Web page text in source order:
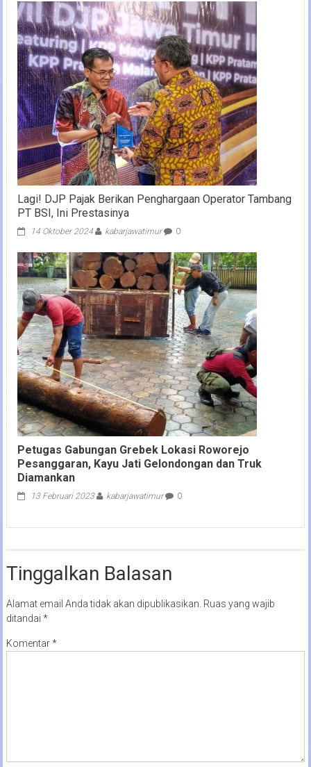
Lagi! DJP Pajak Berikan Penghargaan Operator Tambang
PT BSI, Ini Prestasinya
14 Oktober 2024 kabarjawatimur 0
Petugas Gabungan Grebek Lokasi Roworejo
Pesanggaran, Kayu Jati Gelondongan dan Truk
Diamankan
13 Februari 2023 kabarjawatimur 0
Tinggalkan Balasan
Alamat email Anda tidak akan dipublikasikan. Ruas yang wajib
ditandai *
Komentar*